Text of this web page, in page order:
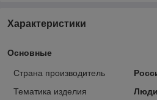
Характеристики
Основные
Страна производитель
Тематика изделия